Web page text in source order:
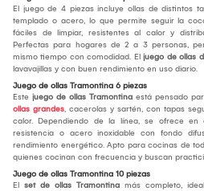
El juego de 4 piezas incluye ollas de distintos
templado o acero, lo que permite seguir la
fáciles de limpiar, resistentes al calor y
Perfectas para hogares de 2 a 3 personas,
mismo tiempo con comodidad. El juego de ollas
lavavajillas y con buen rendimiento en uso diario.
Juego de ollas Tramontina 6 piezas
Este juego de ollas Tramontina está pensado
ollas grandes, cacerolas y sartén, con tapas
calor. Dependiendo de la línea, se ofrece en
resistencia o acero inoxidable con fondo
rendimiento energético. Apto para cocinas de
quienes cocinan con frecuencia y buscan
Juego de ollas Tramontina 10 piezas
El set de ollas Tramontina más completo,